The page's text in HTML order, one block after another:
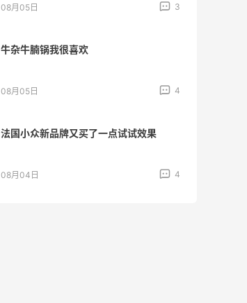
08月05日 3
牛杂牛腩锅我很喜欢
08月05日 4
法国小众新品牌又买了一点试试效果
08月04日 4